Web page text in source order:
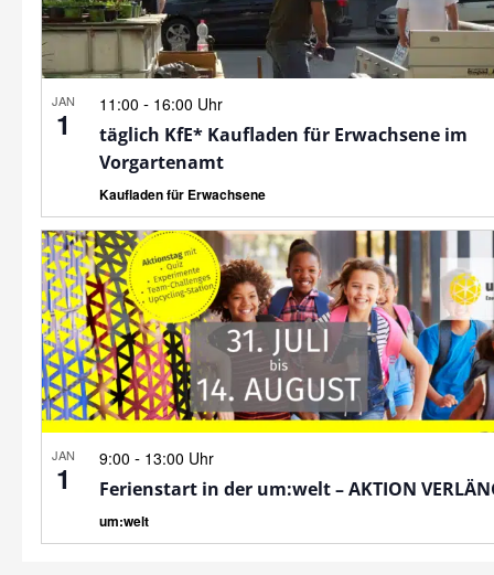
JAN
1
11:00 - 16:00 Uhr
täglich KfE* Kaufladen für Erwachsene im
Vorgartenamt
Kaufladen für Erwachsene
JAN
1
9:00 - 13:00 Uhr
Ferienstart in der um:welt – AKTION
um:welt